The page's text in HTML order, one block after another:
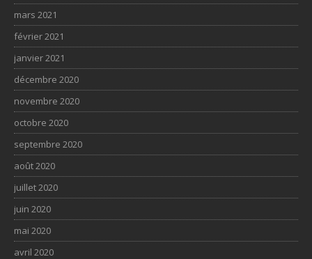
mars 2021
février 2021
janvier 2021
décembre 2020
novembre 2020
octobre 2020
septembre 2020
août 2020
juillet 2020
juin 2020
mai 2020
avril 2020